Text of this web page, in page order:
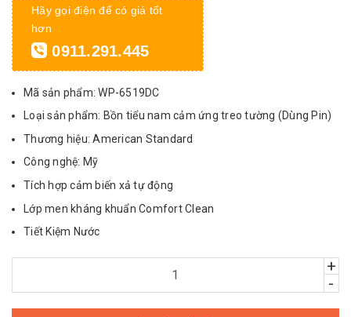
Hãy gọi điện để có giá tốt
hơn
0911.291.445
Mã sản phẩm: WP-6519DC
Loại sản phẩm: Bồn tiểu nam cảm ứng treo tường (Dùng Pin)
Thương hiệu: American Standard
Công nghệ: Mỹ
Tích hợp cảm biến xả tự động
Lớp men kháng khuẩn Comfort Clean
Tiết Kiệm Nước
+
-